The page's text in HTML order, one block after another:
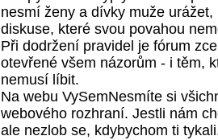
nesmí ženy a dívky muže urážet,
diskuse, které svou povahou
Při dodržení pravidel je fórum
otevřené všem názorům - i těm,
nemusí líbit.
Na webu VySemNesmíte si
webového rozhraní. Jestli nám
ale nezlob se, kdybychom ti